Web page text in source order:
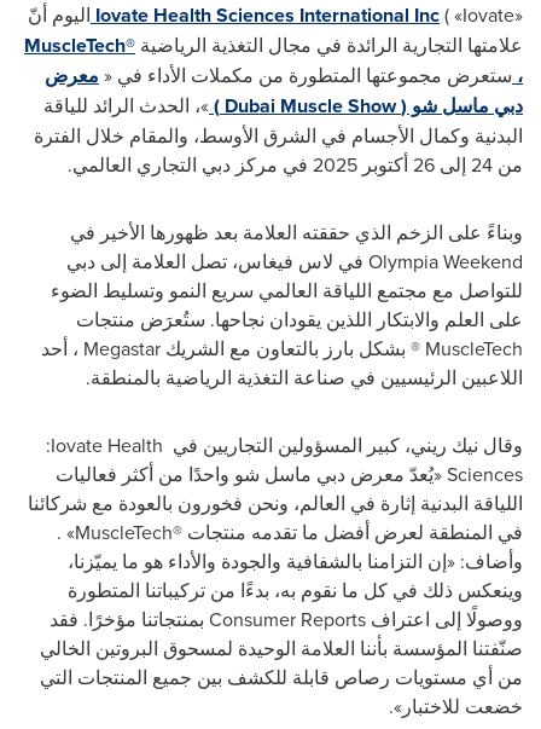
«Iovate»
)
Iovate Health Sciences International Inc اليوم أنّ
علامتها التجارية الرائدة في مجال التغذية الرياضية MuscleTech®
، ستعرض مجموعتها المتطورة من مكملات الأداء في « معرض
دبي ماسل شو (Dubai Muscle Show
)»، الحدث الرائد للياقة
البدنية وكمال الأجسام في الشرق الأوسط، والمقام خلال الفترة
من 24 إلى 26 أكتوبر 2025 في مركز دبي التجاري العالمي.
وبناءً على الزخم الذي حققته العلامة بعد ظهورها الأخير في
Olympia Weekend في لاس فيغاس، تصل العلامة إلى دبي
للتواصل مع مجتمع اللياقة العالمي سريع النمو وتسليط الضوء
على العلم والابتكار اللذين يقودان نجاحها. ستُعرَض منتجات
MuscleTech ® بشكل بارز بالتعاون مع الشريك Megastar ، أحد
اللاعبين الرئيسيين في صناعة التغذية الرياضية بالمنطقة.
وقال نيك ريني، كبير المسؤولين التجاريين في :Iovate Health
Sciences«يُعدّ معرض دبي ماسل شو واحدًا من أكثر فعاليات
اللياقة البدنية إثارة في العالم، ونحن فخورون بالعودة مع شركائنا
في المنطقة لعرض أفضل ما تقدمه منتجات «MuscleTech®
.
وأضاف: «إن التزامنا بالشفافية والجودة والأداء هو ما يميّزنا،
وينعكس ذلك في كل ما نقوم به، بدءًا من تركيباتنا المتطورة
ووصولًا إلى اعتراف Consumer Reports بمنتجاتنا مؤخرًا. فقد
صنّفتنا المؤسسة بأننا العلامة الوحيدة لمسحوق البروتين الخالي
من أي مستويات رصاص قابلة للكشف بين جميع المنتجات التي
خضعت للاختبار».